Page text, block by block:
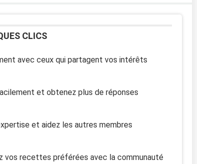
CLICS
avec ceux qui partagent vos intérêts
et obtenez plus de réponses
et aidez les autres membres
vos recettes préférées avec la communauté